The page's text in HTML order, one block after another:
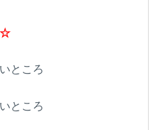
☆
ところ
ところ